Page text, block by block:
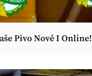
Pivo Nově I Online!